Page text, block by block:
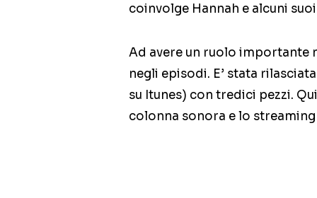
coinvolge Hannah e alcuni
Ad avere un ruolo importante
negli episodi. E’ stata
su Itunes) con tredici pezzi.
colonna sonora e lo